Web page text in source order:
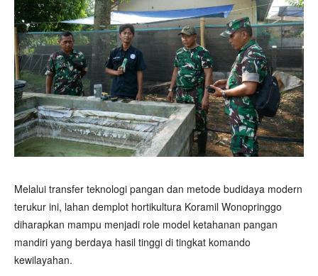
Melalui transfer teknologi pangan dan metode budidaya modern
terukur ini, lahan demplot hortikultura Koramil Wonopringgo
diharapkan mampu menjadi role model ketahanan pangan
mandiri yang berdaya hasil tinggi di tingkat komando
kewilayahan.